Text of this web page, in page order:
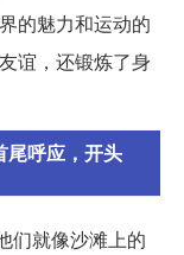
的魅力和运动的
谊，还锻炼了身
尾呼应，开头
们就像沙滩上的